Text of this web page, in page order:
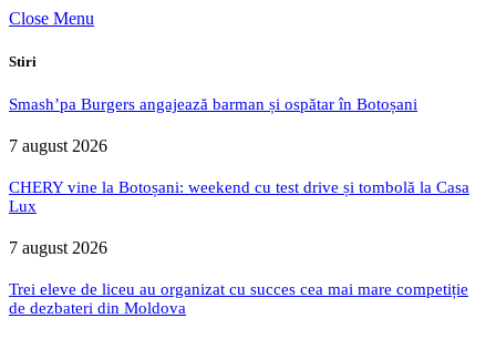
Close Menu
Stiri
Smash’pa Burgers angajează barman și ospătar în Botoșani
7 august 2026
CHERY vine la Botoșani: weekend cu test drive și tombolă la Casa
Lux
7 august 2026
Trei eleve de liceu au organizat cu succes cea mai mare competiție
de dezbateri din Moldova